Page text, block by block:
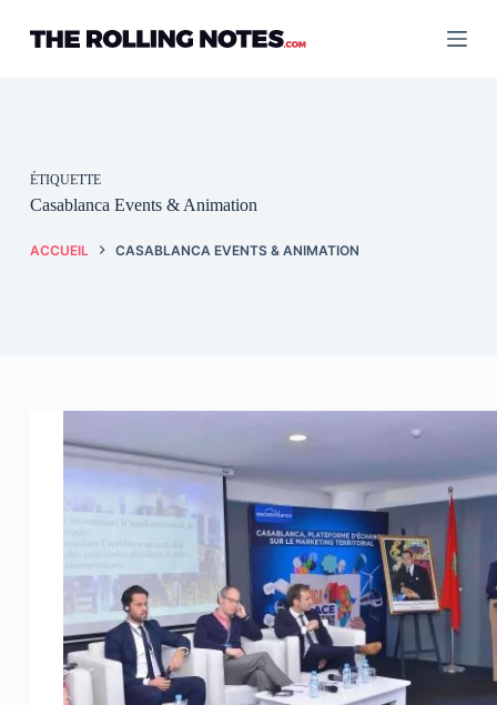
contenu
ÉTIQUETTE
Casablanca Events & Animation
ACCUEIL CASABLANCA EVENTS & ANIMATION